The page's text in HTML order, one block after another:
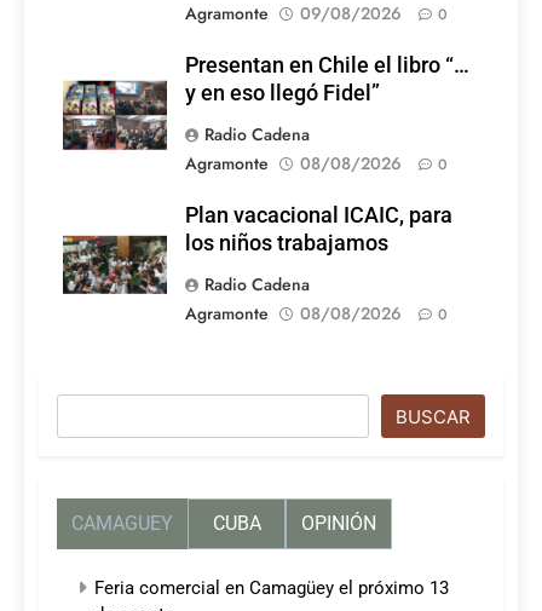
Agramonte
09/08/2026 0
Presentan en Chile el libro “…
y en eso llegó Fidel”
Radio Cadena
Agramonte
08/08/2026 0
Plan vacacional ICAIC, para
los niños trabajamos
Radio Cadena
Agramonte
08/08/2026 0
BUSCAR
CAMAGUEY CUBA OPINIÓN
Feria comercial en Camagüey el próximo 13